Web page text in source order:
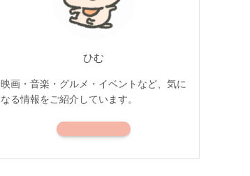
ひむ
映画・音楽・グルメ・イベントなど、気に
なる情報をご紹介しています。